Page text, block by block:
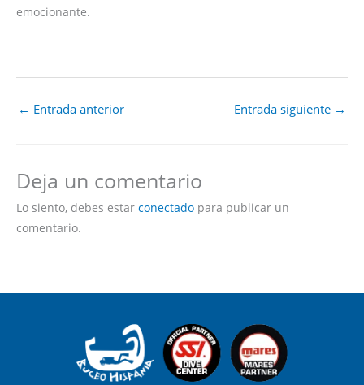
emocionante.
← Entrada anterior Entrada siguiente →
Deja un comentario
Lo siento, debes estar conectado para publicar un
comentario.